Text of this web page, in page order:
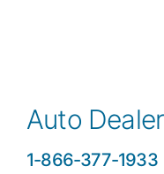
Auto
1-866-377-1933